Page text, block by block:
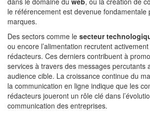
le référencement est devenue fondamentale
marques.
Des sectors comme le secteur
ou encore l’alimentation recrutent
rédacteurs. Ces derniers contribuent à
services à travers des messages percutants
audience cible. La croissance continue du
la communication en ligne indique que les
rédacteurs joueront un rôle clé dans
communication des entreprises.